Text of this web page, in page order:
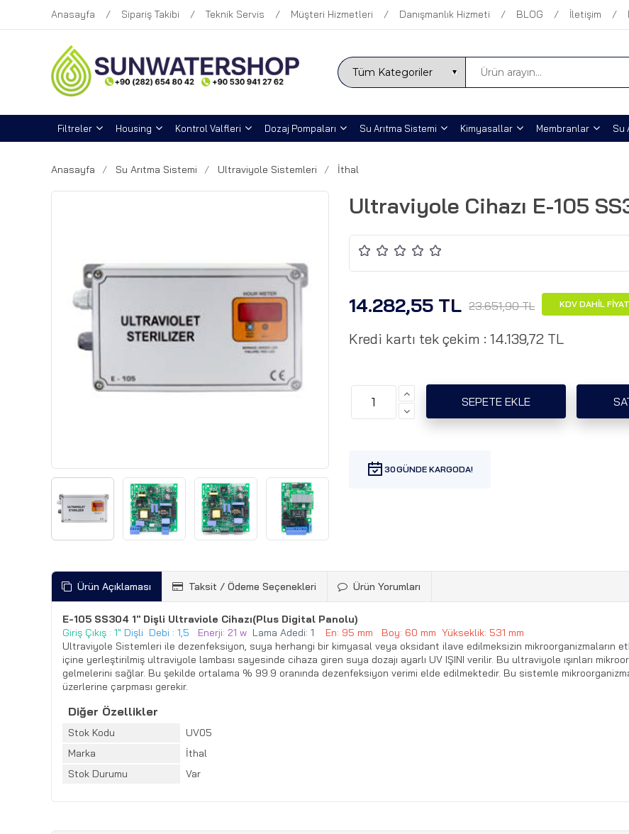
Anasayfa Sipariş Takibi Teknik Servis Müşteri Hizmetleri Danışmanlık Hizmeti BLOG İletişim
Filtreler Housing Kontrol Valfleri Dozaj Pompaları Su Arıtma Sistemi Kimyasallar Membranlar Su
Anasayfa Su Arıtma Sistemi Ultraviyole Sistemleri İthal
Ultraviyole Cihazı E-105
14.282,55 TL 23.651,90 TL KDV DAHİL FİYAT
Kredi kartı tek çekim : 14.139,72 TL
30
Ürün Açıklaması Taksit / Ödeme Seçenekleri Ürün Yorumları
E-105 SS304 1'' Dişli Ultraviole Cihazı(Plus Digital Panolu)
Giriş Çıkış : 1" Dişli Debi : 1,5 Enerji: 21 w Lama Adedi: 1
En: 95 mm Boy: 60 mm Yükseklik: 531 mm
Ultraviyole Sistemleri ile dezenfeksiyon, suya herhangi bir kimyasal veya oksidant ilave edilmeksizin mikroorganizmaların
içine yerleştirilmiş ultraviyole lambası sayesinde cihaza giren suya dozajı ayarlı UV IŞINI verilir. Bu ultraviyole ışınları
gelmelerini sağlar. Bu şekilde ortalama % 99.9 oranında dezenfeksiyon verimi elde edilmektedir. Bu sistemle
üzerlerine çarpması gerekir.
Diğer Özellikler
Stok Kodu
UV05
Marka
İthal
Stok Durumu
Var